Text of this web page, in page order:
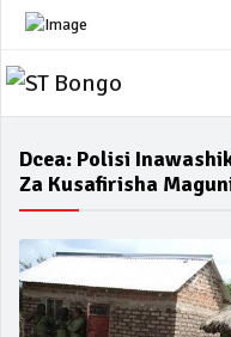
Dcea: Polisi
Za Kusafirisha